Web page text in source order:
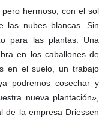
hermoso, con el sol
las nubes blancas. Sin
para las plantas. Una
en los caballones de
en el suelo, un trabajo
podremos cosechar y
nueva plantación»,
de la empresa Driessen